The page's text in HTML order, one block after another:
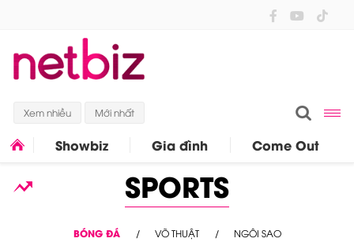
Xem nhiều Mới nhất
Showbiz Gia đình Come Out
SPORTS
BÓNG ĐÁ VÕ THUẬT NGÔI SAO